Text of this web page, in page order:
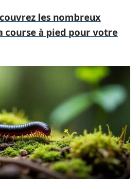
les nombreux
course à pied pour votre